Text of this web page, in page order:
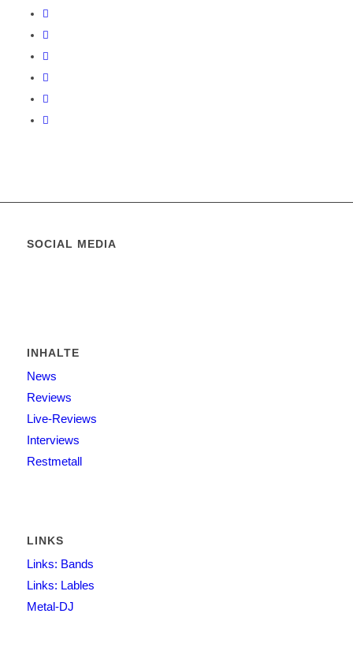
SOCIAL MEDIA
INHALTE
News
Reviews
Live-Reviews
Interviews
Restmetall
LINKS
Links: Bands
Links: Lables
Metal-DJ